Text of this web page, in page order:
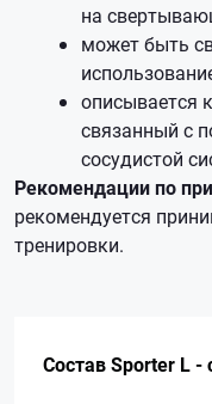
на
может быть
описывается
связанный с
сосудистой
Рекомендации по
рекомендуется
тренировки.
Состав Sporter L